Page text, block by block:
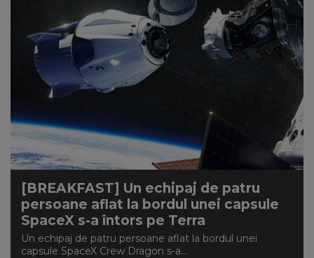
[BREAKFAST] Un echipaj de patru
persoane aflat la bordul unei capsule
SpaceX s-a întors pe Terra
Un echipaj de patru persoane aflat la bordul unei
capsule SpaceX Crew Dragon s-a...